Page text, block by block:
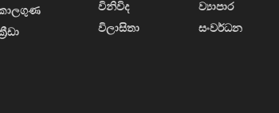
විනිවිද
විලාසිතා
ව්‍යාපාර
සංවර්ධන